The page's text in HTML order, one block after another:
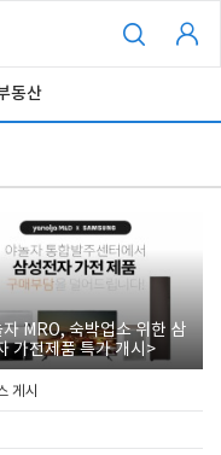
동산
자 MRO, 숙박업소 위한 삼
가전제품 특가 개시>
게시